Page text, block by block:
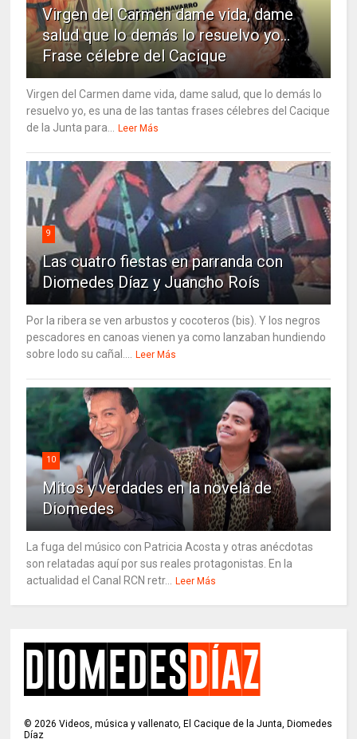
Virgen del Carmen dame vida, dame
salud que lo demás lo resuelvo yo…
Frase célebre del Cacique
Virgen del Carmen dame vida, dame salud, que lo demás lo
resuelvo yo, es una de las tantas frases célebres del Cacique
de la Junta para... Leer Más
9
Las cuatro fiestas en parranda con
Diomedes Díaz y Juancho Roís
Por la ribera se ven arbustos y cocoteros (bis). Y los negros
pescadores en canoas vienen ya como lanzaban hundiendo
sobre lodo su cañal.... Leer Más
10
Mitos y verdades en la novela de
Diomedes
La fuga del músico con Patricia Acosta y otras anécdotas
son relatadas aquí por sus reales protagonistas. En la
actualidad el Canal RCN retr... Leer Más
©2026 Videos, música y vallenato, El Cacique de la Junta, Diomedes
Díaz